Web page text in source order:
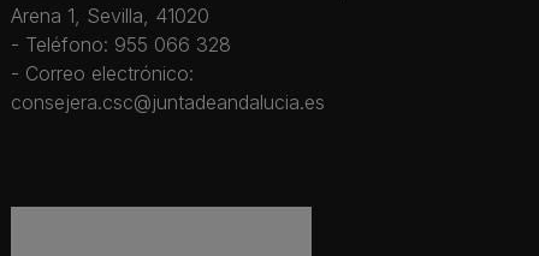
Arena 1, Sevilla, 41020
- Teléfono: 955 066 328
- Correo electrónico:
consejera.csc@juntadeandalucia.es